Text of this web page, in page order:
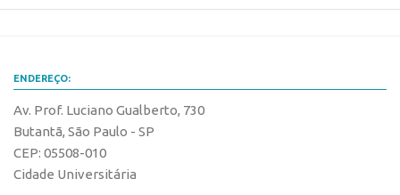
Eventos
Edição 2025
Edição 2021
ENDEREÇO:
Av. Prof. Luciano Gualberto, 730
Butantã, São Paulo - SP
CEP: 05508-010
Cidade Universitária